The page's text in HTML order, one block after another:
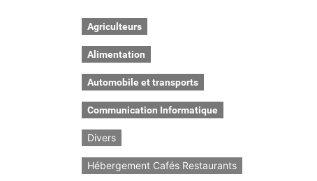
Agriculteurs
Alimentation
Automobile et transports
Communication Informatique
Divers
Hébergement Cafés Restaurants